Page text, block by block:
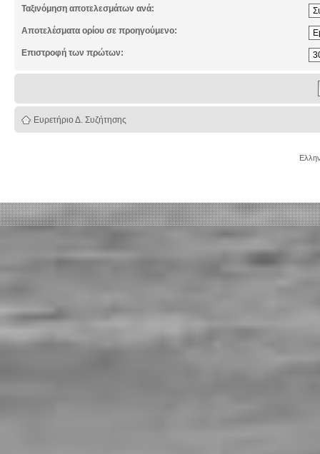
Ταξινόμηση αποτελεσμάτων ανά:
Αποτελέσματα ορίου σε προηγούμενο:
Επιστροφή των πρώτων:
Ευρετήριο Δ. Συζήτησης